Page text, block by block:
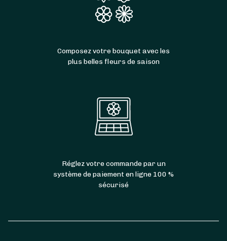
Composez votre bouquet avec les
plus belles fleurs de saison
Réglez votre commande par un
système de paiement en ligne 100 %
sécurisé